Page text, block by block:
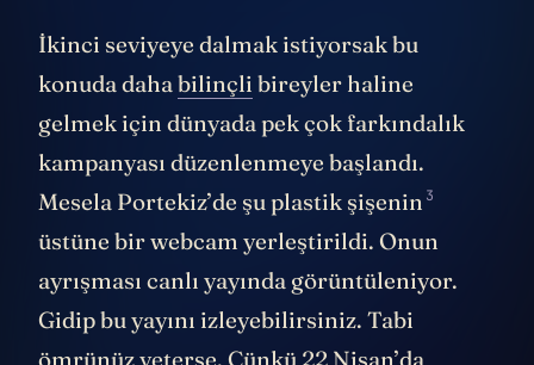
İkinci seviyeye dalmak istiyorsak bu
konuda daha bilinçli bireyler haline
gelmek için dünyada pek çok farkındalık
kampanyası düzenlenmeye başlandı.
Mesela Portekiz’de şu plastik şişenin 3
üstüne bir webcam yerleştirildi. Onun
ayrışması canlı yayında görüntüleniyor.
Gidip bu yayını izleyebilirsiniz. Tabi
ömrünüz yeterse. Çünkü 22 Nisan’da